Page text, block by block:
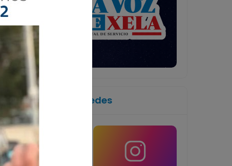
Síguenos en las redes